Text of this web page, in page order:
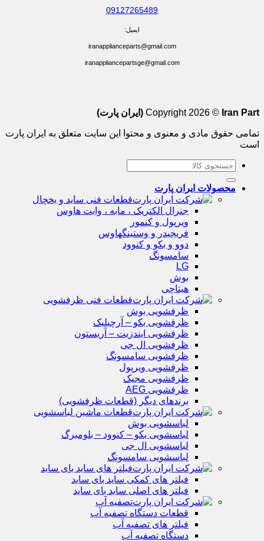
09127265489
ایمیل:
iranapplianceparts@gmail.com
iranappliancepartsge@gmail.com
Copyright 2026 © Iran Part (ایران پارت)
تمامی حقوق مادی و معنوی و محتوا این سایت متعلق به ایران پارت
است
جستجو
برای:
محصولات ایران پارت
قطعات فنی ساید و یخچال
جنرال الکتریک ، مابه ، وایت هاوس
ویرپول و کنمور
فریجیدر و وستینگهاوس
دوو و بکو و کنوود
سامسونگ
LG
بوش
هیتاچی
قطعات فنی ظرفشویی
ظرفشویی بوش
ظرفشویی بکو – آرچیلیک
ظرفشویی ایندزیت – آریستون
ظرفشویی ال جی
ظرفشویی سامسونگ
ظرفشویی ویرپول
ظرفشویی مجیک
ظرفشویی AEG
برندهای دیگر (قطعات ظرفشویی)
قطعات ماشین لباسشویی
لباسشویی بوش
لباسشویی بکو – کنوود – بلومبرگ
لباسشویی ال جی
لباسشویی سامسونگ
فیلتر های ساید بای ساید
فیلتر های کمکی ساید بای ساید
فیلتر های اصلی ساید بای ساید
تصفیه آب
قطعات دستگاه تصفیه آب
فیلتر های تصفیه آب
دستگاه تصفیه آب